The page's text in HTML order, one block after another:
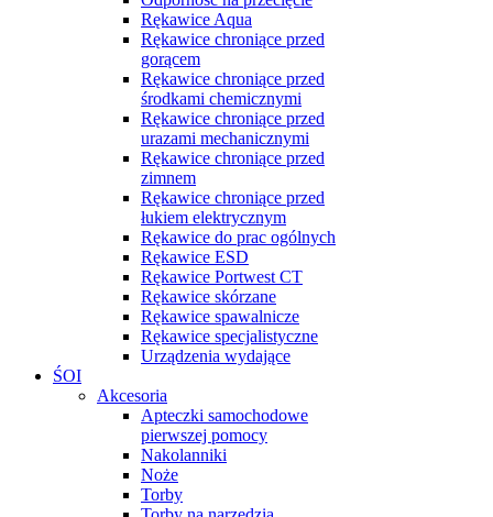
Rękawice Aqua
Rękawice chroniące przed
gorącem
Rękawice chroniące przed
środkami chemicznymi
Rękawice chroniące przed
urazami mechanicznymi
Rękawice chroniące przed
zimnem
Rękawice chroniące przed
łukiem elektrycznym
Rękawice do prac ogólnych
Rękawice ESD
Rękawice Portwest CT
Rękawice skórzane
Rękawice spawalnicze
Rękawice specjalistyczne
Urządzenia wydające
ŚOI
Akcesoria
Apteczki samochodowe
pierwszej pomocy
Nakolanniki
Noże
Torby